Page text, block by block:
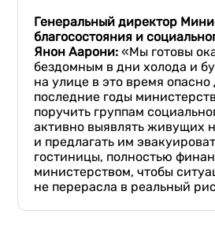
Генеральный директор
благосостояния и
Янон Аарони: «Мы готовы
бездомным в дни холода и
на улице в это время
последние годы
поручить группам
активно выявлять живущих
и предлагать им
гостиницы, полностью
министерством, чтобы
не перерасла в реальный